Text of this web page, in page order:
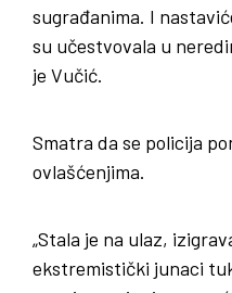
sugrađanima. I
su učestvovala u
je Vučić.
Smatra da se policija
ovlašćenjima.
„Stala je na ulaz,
ekstremistički junaci